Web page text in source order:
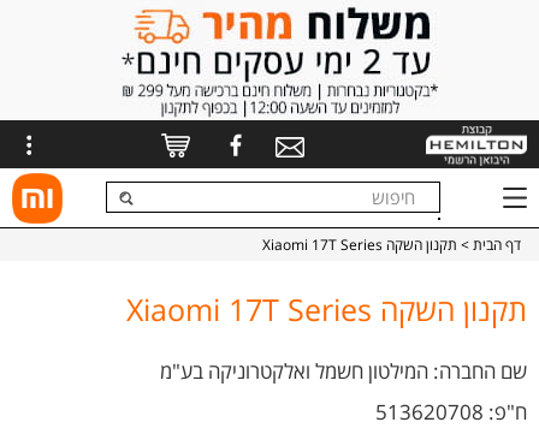
דף הבית> תקנון השקה Xiaomi 17T Series
תקנון השקה Xiaomi 17T Series
שם החברה: המילטון חשמל ואלקטרוניקה בע"מ
ח"פ: 513620708